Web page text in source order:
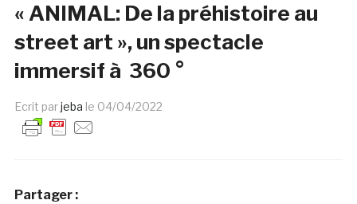
« ANIMAL: De la préhistoire au
street art », un spectacle
immersif à 360 °
Ecrit parjeba le 04/04/2022
Partager :